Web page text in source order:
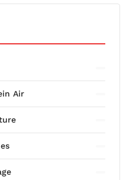
Air